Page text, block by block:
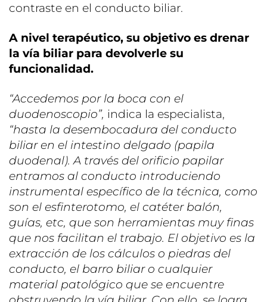
contraste en el conducto biliar.
A nivel terapéutico, su objetivo es drenar
la vía biliar para devolverle su
funcionalidad.
“Accedemos por la boca con el
duodenoscopio”, indica la especialista,
“hasta la desembocadura del conducto
biliar en el intestino delgado (papila
duodenal). A través del orificio papilar
entramos al conducto introduciendo
instrumental específico de la técnica, como
son el esfinterotomo, el catéter balón,
guías, etc, que son herramientas muy finas
que nos facilitan el trabajo. El objetivo es la
extracción de los cálculos o piedras del
conducto, el barro biliar o cualquier
material patológico que se encuentre